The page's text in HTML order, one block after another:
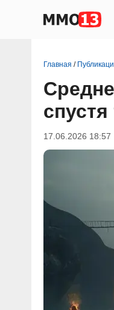
Главная /
17.06.2026 18:57